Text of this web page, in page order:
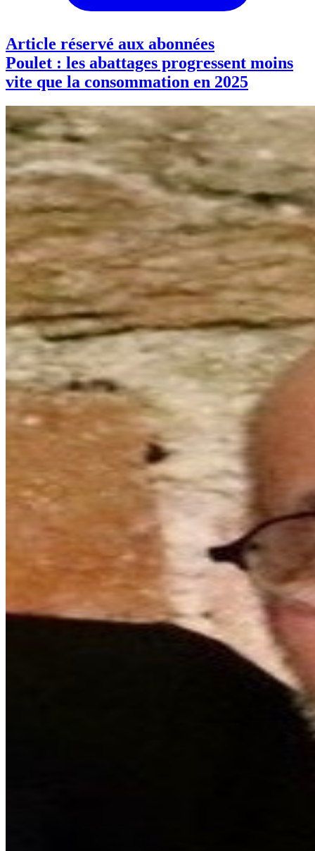
Article réservé aux abonnées
Poulet : les abattages progressent moins
vite que la consommation en 2025